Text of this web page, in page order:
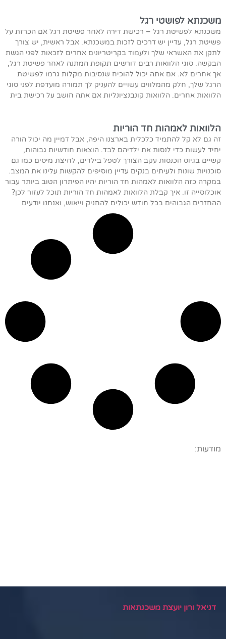
משכנתא לפושטי רגל
משכנתא לפשיטת רגל – רכישת דירה לאחר פשיטת רגל אם הכרזת על
פשיטת רגל, עדיין יש דרכים לזכות במשכנתא. אבל ראשית, יש צורך
לתקן את האשראי שלך ולעמוד בקריטריונים אחרים לזכאות לפני הגשת
הבקשה. סוגי הלוואות רבים דורשים תקופת המתנה לאחר פשיטת רגל,
אך אחרים לא. אם אתה יכול להוכיח שנסיבות מקלות גרמו לפשיטת
הרגל שלך, חלק מהמלווים עשויים להעניק לך תמורה מועדפת לפני סוגי
הלוואות אחרים. הלוואות קונבנציונליות אם אתה חושב על רכישת בית
הלוואות לאמהות חד הוריות
זה גם לא קל להתמיד כלכלית בארצנו היפה, אבל דמיין מה יכול הורה
יחיד לעשות כדי לנסות את ילדיהם לבד. הוצאות חודשיות גבוהות,
קשיים בגיוס הכנסות עקב הצורך לטפל בילדים, לחיצת מיסים כמו גם
סוכנויות שונות ולעיתים בנקים עדיין מוסיפים להקשות עלינו את המצב.
במקרה כזה הלוואות לאמהות חד הוריות יהיו הפיתרון הטוב ביותר עבור
אוכלוסייה זו. איך קבלת הלוואות לאמהות חד הוריות תוכל לעזור לכן?
ההחזרים הגבוהים בכל חודש יכולים להחניק וייאוש, ואנחנו יודעים
מודעות:
דניאל ורון יועצת משכנתאות